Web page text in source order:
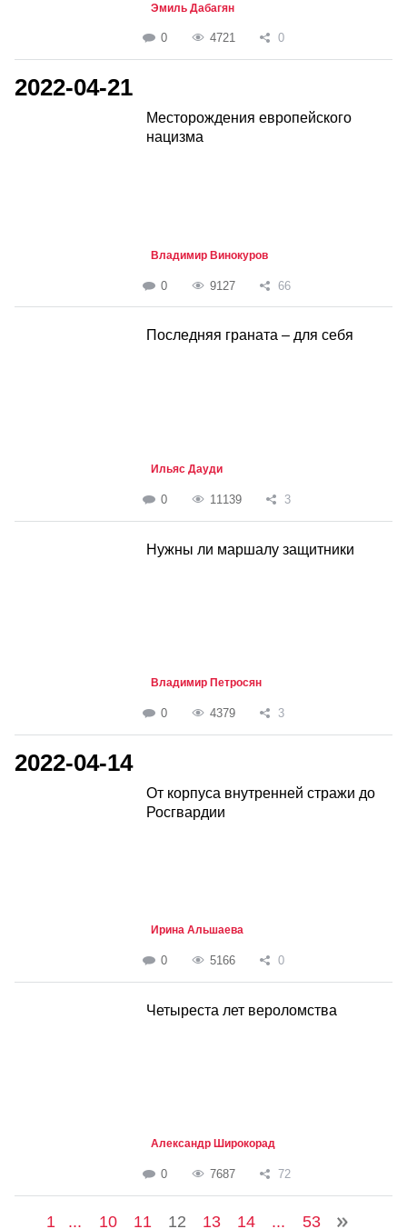
Эмиль Дабагян
0 4721 0
2022-04-21
Месторождения европейского
нацизма
Владимир Винокуров
0 9127 66
Последняя граната – для себя
Ильяс Дауди
0 11139 3
Нужны ли маршалу защитники
Владимир Петросян
0 4379 3
2022-04-14
От корпуса внутренней стражи до
Росгвардии
Ирина Альшаева
0 5166 0
Четыреста лет вероломства
Александр Широкорад
0 7687 72
1 ... 10 11 12 13 14 ... 53